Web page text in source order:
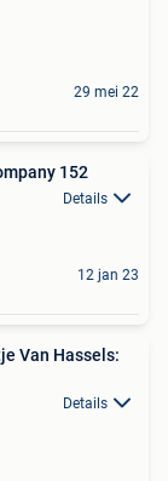
29 mei 22
152
Details
12 jan 23
Van Hassels:
Details